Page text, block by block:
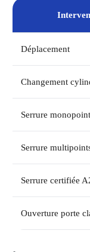
Déplacement
Changement
Serrure monopoint
Serrure
Serrure certifiée
Ouverture porte